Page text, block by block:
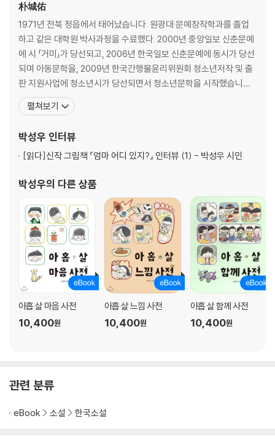
사춘기, 다 짜증 나요
학교 데리고 다녀오겠습니다
2부 봤니? 나는 봤어
유월 소낙비
그럴 거면 왜 그랬니?
생리통
지켜 줄게요, 선생님
봤니? 나는 봤어
그때그때 달라
그냥 아무거나
생각이 나면
나 홀로 추석
제 말도 좀 들어 줘요
귀 잡힌 토끼
속으로 막
참깨
기억의 힘
애매한 치킨
朴城佑
1971년 전북 정읍에서 태어났습니다. 원광대 문예창작학과를 졸업
하고 같은 대학원 박사과정을 수료했다. 2000년 중앙일보 신춘문예
에 시 「거미」가 당선되고, 2006년 한국일보 신춘문예에 동시가 당선
되며 아동문학을, 2009년 한국간행물윤리위원회 청소년저작 및 출
판 지원사업에 청소년시가 당선되면서 청소년문학을 시작했습니다.
걷는 것을 좋아하는 시인이다. 책을 통해 독자들의 마음에 한 발짝 더
다가서고 싶습니다. 시집 『거미』, 『가뜬한 잠』, 『웃는 연습』, 『자두나
퀴』, 『박성우 시인의 첫말
펼쳐보기
박성우 인터뷰
[읽다]신작 그림책 『엄마 어디 있지?』 인터뷰 (1) - 박성우 시인
박성우의 다른 상품
아홉 살 마음 사전
10,400원
아홉 살 느낌 사전
10,400원
아홉 살 함께 사전
10,400원
관련 분류
eBook 소설 한국소설